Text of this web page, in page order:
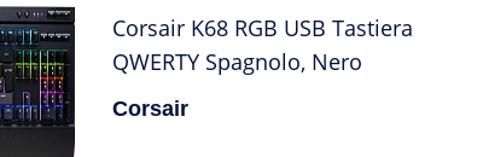
Corsair K68 RGB USB Tastiera
QWERTY Spagnolo, Nero
Corsair